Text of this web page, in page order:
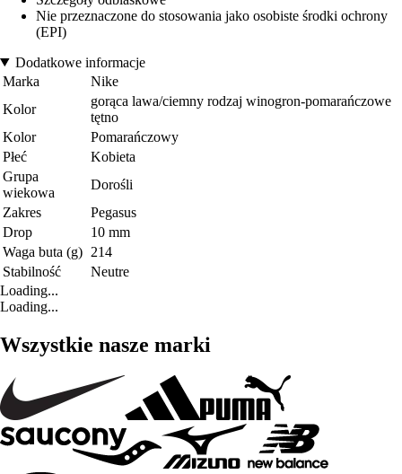
Nie przeznaczone do stosowania jako osobiste środki ochrony
(EPI)
Dodatkowe informacje
Marka
Nike
Kolor
gorąca lawa/ciemny rodzaj winogron-pomarańczowe
tętno
Kolor
Pomarańczowy
Płeć
Kobieta
Grupa
wiekowa
Dorośli
Zakres
Pegasus
Drop
10 mm
Waga buta (g) 214
Stabilność
Neutre
Loading...
Loading...
Wszystkie nasze marki